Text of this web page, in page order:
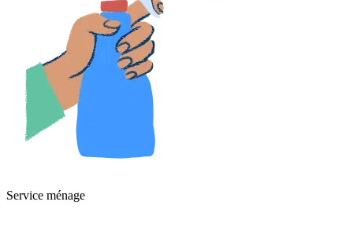
Service ménage